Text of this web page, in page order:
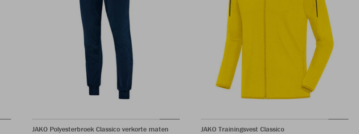
JAKO Polyesterbroek Classico verkorte maten JAKO Trainingsvest Classico